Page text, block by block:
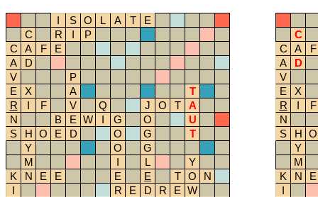
I S O L A T
E
C
R I
P
C
A F
E
A
D
V
P
E
X A
T
R
I F V Q J O T
A
N
B E W I G O
U
S
H O E D O G
T
Y
O
G
M
I L
Y
K
N E E E E T O
N
I
R E D R E W
C
C
A
F
A
D
V
E
X
R
I
F
N
S
H O
Y
M
K
N
E
I